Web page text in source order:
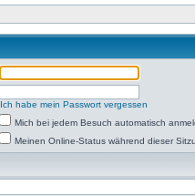
Ich habe mein Passwort vergessen
Mich bei jedem Besuch automatisch
Meinen Online-Status während dieser